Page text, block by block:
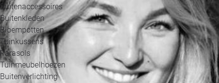
Buitenaccessoires
Buitenkleden
Bloempotten
Tuinkussens
Parasols
Tuinmeubelhoezen
Buitenverlichting